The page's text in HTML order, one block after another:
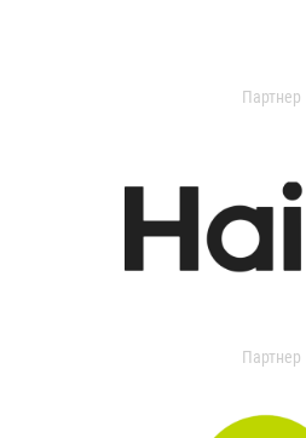
Партнер
Партнер